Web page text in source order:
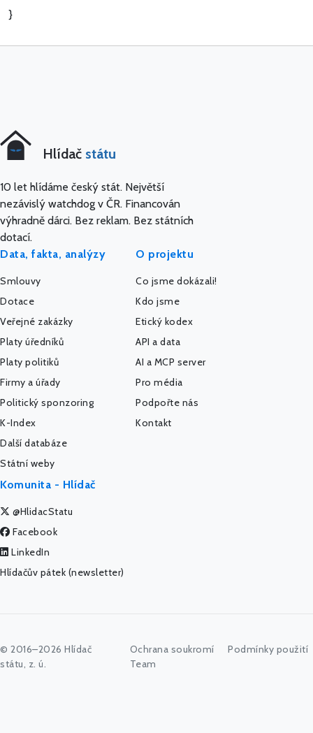
}
Hlídač státu
10 let hlídáme český stát. Největší
nezávislý watchdog v ČR. Financován
výhradně dárci. Bez reklam. Bez státních
dotací.
Data, fakta, analýzy
Smlouvy
Dotace
Veřejné zakázky
Platy úředníků
Platy politiků
Firmy a úřady
Politický sponzoring
K-Index
Další databáze
Státní weby
O projektu
Co jsme dokázali!
Kdo jsme
Etický kodex
API a data
AI a MCP server
Pro média
Podpořte nás
Kontakt
Komunita - Hlídač
@HlidacStatu
Facebook
LinkedIn
Hlídačův pátek (newsletter)
© 2016–2026 Hlídač
státu, z. ú.
Ochrana soukromí
Podmínky použití
Team